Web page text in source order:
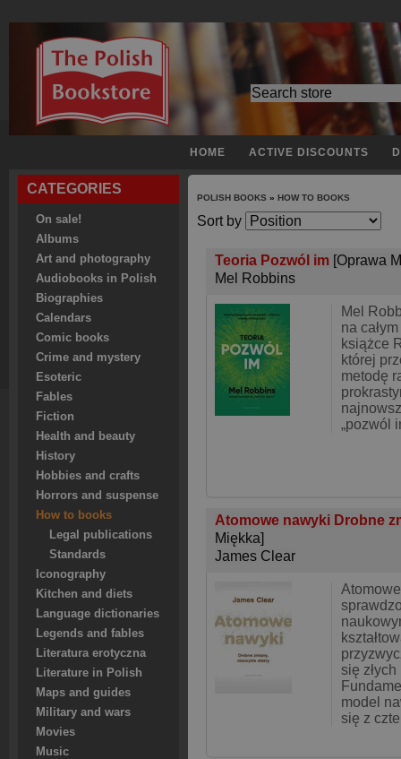
HOME ACTIVE DISCOUNTS
CATEGORIES
On sale!
Albums
Art and photography
Audiobooks in Polish
Biographies
Calendars
Comic books
Crime and mystery
Esoteric
Fables
Fiction
Health and beauty
History
Hobbies and crafts
Horrors and suspense
How to books
Legal publications
Standards
Iconography
Kitchen and diets
Language dictionaries
Legends and fables
Literatura erotyczna
Literature in Polish
Maps and guides
Military and wars
Movies
Music
POLISH BOOKS » HOW TO BOOKS
Sort by
Teoria Pozwól im [Oprawa
Mel Robbins
Mel
na
książce
której
metodę
„pozwól
Atomowe nawyki Drobne
Miękka]
James Clear
się
model
się z